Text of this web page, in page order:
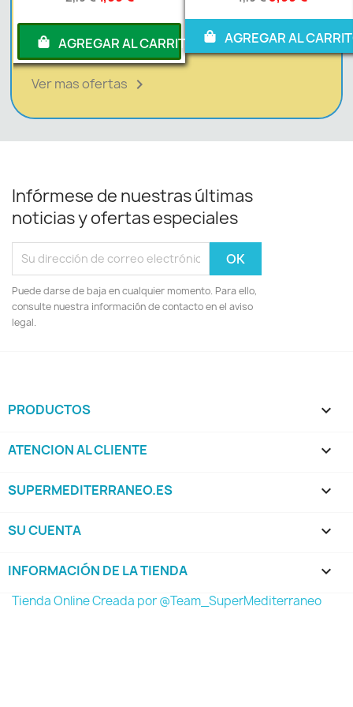
AGREGAR AL CARRITO AGREGAR AL
Ver mas ofertas 
Infórmese de nuestras últimas
noticias y ofertas especiales
Puede darse de baja en cualquier momento. Para ello,
consulte nuestra información de contacto en el aviso
legal.
PRODUCTOS 
ATENCION AL CLIENTE 
SUPERMEDITERRANEO.ES 
SU CUENTA 
INFORMACIÓN DE LA TIENDA keyboard_arrow_down
Tienda Online Creada por @Team_SuperMediterraneo